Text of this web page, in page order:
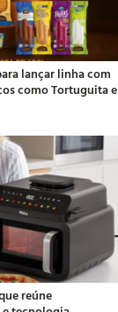
lançar linha com
como Tortuguita e
reúne